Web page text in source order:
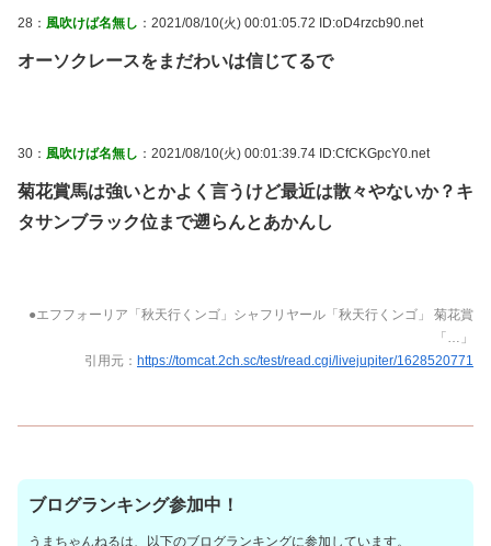
28： 風吹けば名無し ：2021/08/10(火) 00:01:05.72 ID:oD4rzcb90.net
オーソクレースをまだわいは信じてるで
30： 風吹けば名無し ：2021/08/10(火) 00:01:39.74 ID:CfCKGpcY0.net
菊花賞馬は強いとかよく言うけど最近は散々やないか？キ
タサンブラック位まで遡らんとあかんし
●エフフォーリア「秋天行くンゴ」シャフリヤール「秋天行くンゴ」 菊花賞
「…」
引用元： https://tomcat.2ch.sc/test/read.cgi/livejupiter/1628520771
ブログランキング参加中！
うまちゃんねるは、以下のブログランキングに参加しています。